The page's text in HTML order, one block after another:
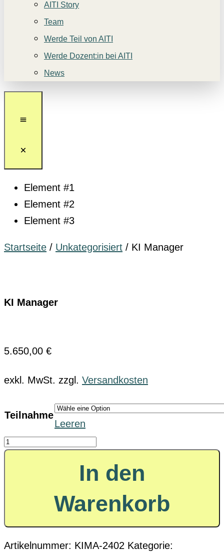
AITI Story
Team
Werde Teil von AITI
Werde Dozent:in bei AITI
News
Element #1
Element #2
Element #3
Startseite / Unkategorisiert / KI Manager
KI Manager
5.650,00 €
exkl. MwSt. zzgl. Versandkosten
Teilnahme
Leeren
KI
In den
Warenkorb
Artikelnummer: KIMA-2402 Kategorie: